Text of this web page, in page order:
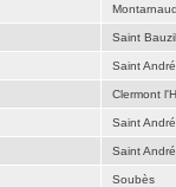
Montarnaud
Saint
Saint
Clermont
Saint
Saint
Soubès